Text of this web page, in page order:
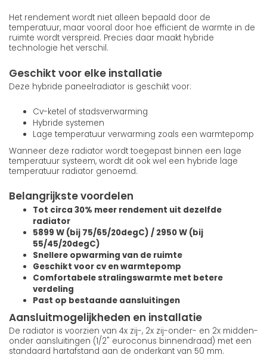
Het rendement wordt niet alleen bepaald door de
temperatuur, maar vooral door hoe efficient de warmte in de
ruimte wordt verspreid. Precies daar maakt hybride
technologie het verschil.
Geschikt voor elke installatie
Deze hybride paneelradiator is geschikt voor:
Cv-ketel of stadsverwarming
Hybride systemen
Lage temperatuur verwarming zoals een warmtepomp
Wanneer deze radiator wordt toegepast binnen een lage
temperatuur systeem, wordt dit ook wel een hybride lage
temperatuur radiator genoemd.
Belangrijkste voordelen
Tot circa 30% meer rendement uit dezelfde
radiator
5899 W (bij 75/65/20degC) / 2950 W (bij
55/45/20degC)
Snellere opwarming van de ruimte
Geschikt voor cv en warmtepomp
Comfortabele stralingswarmte met betere
verdeling
Past op bestaande aansluitingen
Aansluitmogelijkheden en installatie
De radiator is voorzien van 4x zij-, 2x zij-onder- en 2x midden-
onder aansluitingen (1/2" euroconus binnendraad) met een
standaard hartafstand aan de onderkant van 50 mm.